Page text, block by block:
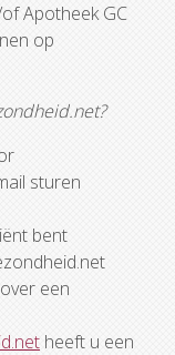
Apotheek GC
op
sturen
bent
een
heeft u een